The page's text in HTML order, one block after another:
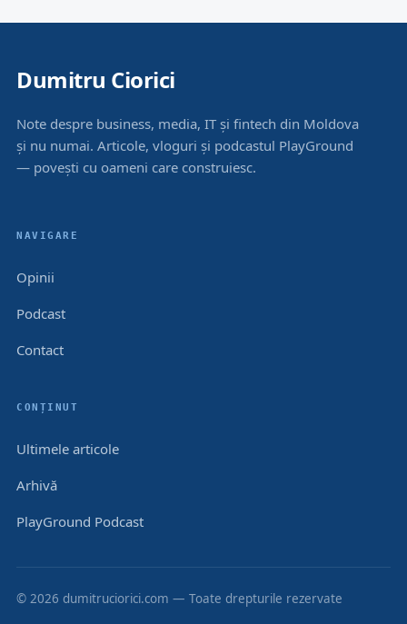
Dumitru Ciorici
Note despre business, media, IT și fintech din Moldova
și nu numai. Articole, vloguri și podcastul PlayGround
— povești cu oameni care construiesc.
NAVIGARE
Opinii
Podcast
Contact
CONȚINUT
Ultimele articole
Arhivă
PlayGround Podcast
© 2026 dumitruciorici.com — Toate drepturile rezervate